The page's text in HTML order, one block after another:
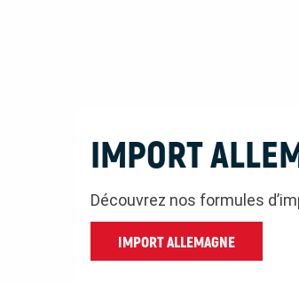
IMPORT
Découvrez nos formules
IMPORT ALLEMAGNE